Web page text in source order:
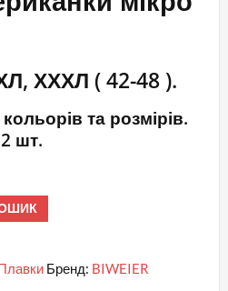
ХХХЛ ( 42-48 ).
та розмірів.
шт.
Бренд: BIWEIER